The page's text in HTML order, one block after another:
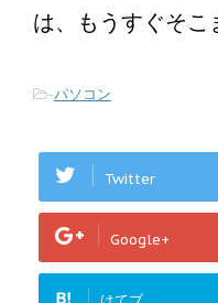
は、もうすぐそこ
-パソコン
Twitter
Google+
B!